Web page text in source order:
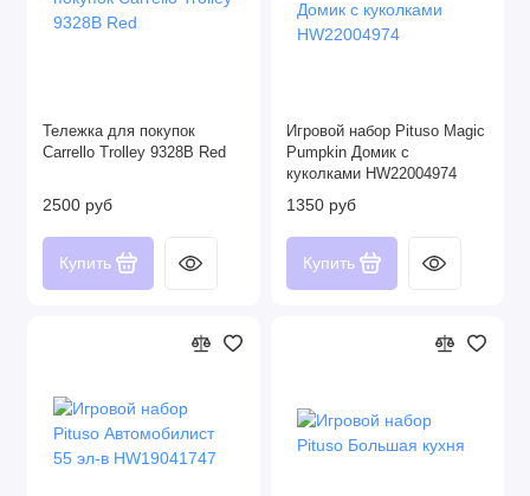
Тележка для покупок
Carrello Trolley 9328B Red
2500 руб
Купить
Игровой набор Pituso Magic
Pumpkin Домик с
куколками HW22004974
1350 руб
Купить